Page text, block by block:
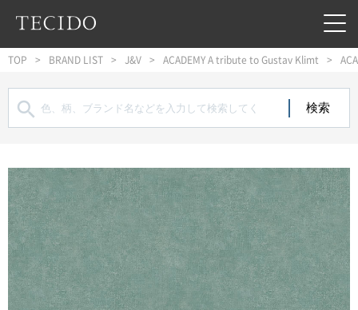
フッターへジャンプ
TOP BRAND LIST J&V ACADEMY A tribute to Gustav Klimt
